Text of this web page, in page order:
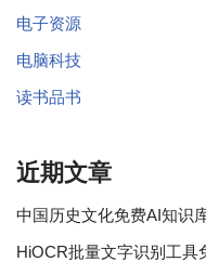
电子资源
电脑科技
读书品书
近期文章
中国历史文化免费AI知识
HiOCR批量文字识别工具